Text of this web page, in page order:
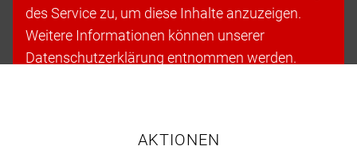
des Service zu, um diese Inhalte anzuzeigen.
Weitere Informationen können unserer
Datenschutzerklärung entnommen werden.
AKTIONEN